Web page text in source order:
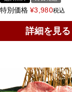
特別価格 ¥3,980税込
詳細を見る